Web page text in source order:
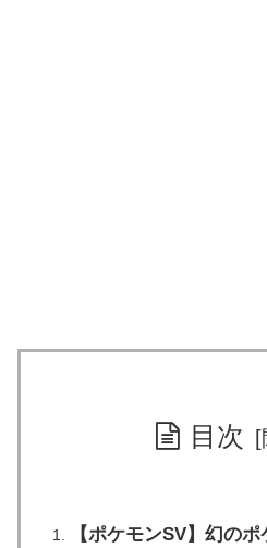
目次
【ポケモンSV】幻の